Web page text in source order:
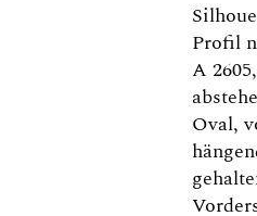
Profil
A
Oval,